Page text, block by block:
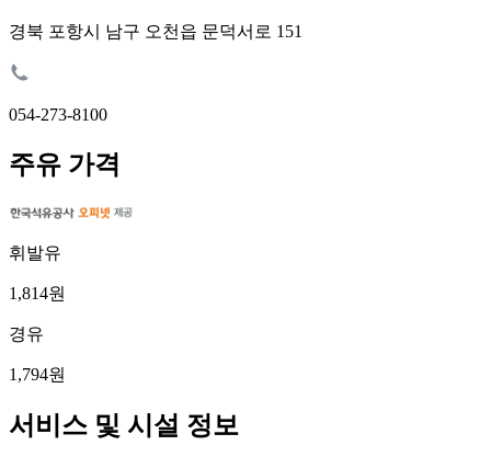
경북 포항시 남구 오천읍 문덕서로 151
054-273-8100
주유 가격
휘발유
1,814원
경유
1,794원
서비스 및 시설 정보